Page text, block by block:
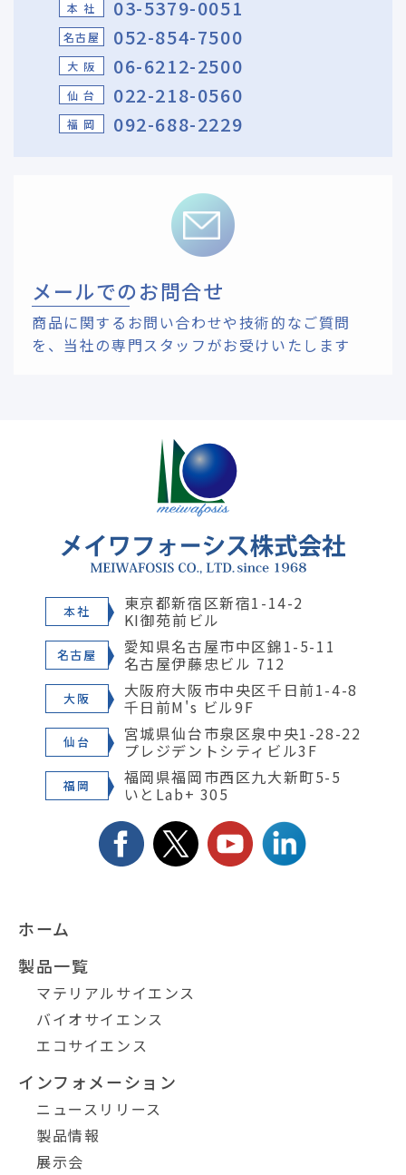
本 社 03-5379-0051
名古屋 052-854-7500
大 阪 06-6212-2500
仙 台 022-218-0560
福 岡 092-688-2229
メールでのお問合せ
商品に関するお問い合わせや技術的なご質問
を、 当社の専門スタッフがお受けいたします
本社 東京都新宿区新宿1-14-2
KI御苑前ビル
名古屋 愛知県名古屋市中区錦1-5-11
名古屋伊藤忠ビル 712
大阪 大阪府大阪市中央区千日前1-4-8
千日前M's ビル9F
仙台 宮城県仙台市泉区泉中央1-28-22
プレジデントシティビル3F
福岡 福岡県福岡市西区九大新町5-5
いとLab+ 305
ホーム
製品一覧
マテリアルサイエンス
バイオサイエンス
エコサイエンス
インフォメーション
ニュースリリース
製品情報
展示会